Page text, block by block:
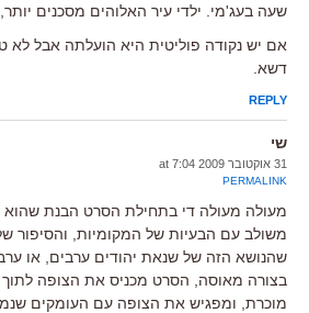
שעה בעג'מי. ילדי עיר האלוהים מסכנים
אם יש נקודה פוליטית היא הועלתה אבל לא
דשא.
REPLY
שי
31 אוקטובר 2009 at 7:04
PERMALINK
מעולה מעולה די בתחילת הסרט הבנת שהוא
משולב עם הבעיות של המקומיות, והסיפור
שהנושא הזה של שנאת יהודים ערבים, או
בצורה מאוסה, הסרט מכניס את הצופה
מוכרת, ומפגיש את הצופה עם העומקים